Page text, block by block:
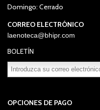
Domingo: Cerrado
CORREO ELECTRÓNICO
laenoteca@bhipr.com
BOLETÍN
OPCIONES DE PAGO